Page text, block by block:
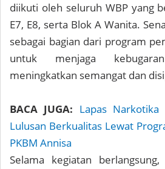
diikuti oleh seluruh WBP yang
E7, E8, serta Blok A Wanita.
sebagai bagian dari program
untuk menjaga
meningkatkan semangat dan
BACA JUGA: Lapas
Lulusan Berkualitas Lewat
PKBM Annisa
Selama kegiatan